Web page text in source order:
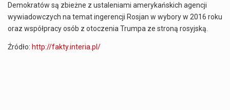
Demokratów są zbieżne z ustaleniami amerykańskich agencji
wywiadowczych na temat ingerencji Rosjan w wybory w 2016 roku
oraz współpracy osób z otoczenia Trumpa ze stroną rosyjską.
Źródło: http://fakty.interia.pl/